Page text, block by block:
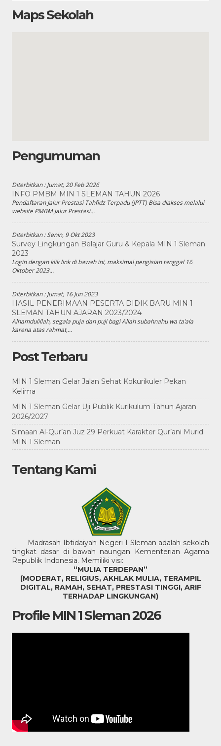
Maps Sekolah
Pengumuman
Diterbitkan :Jumat, 20 Feb 2026
INFO PMBM MIN 1 SLEMAN TAHUN 2026
Pendaftaran Jalur Prestasi Tahfidz Terpadu (JPTT) Bisa diakses melalui
website PMBM Jalur Prestasi...
Diterbitkan :Senin, 9 Okt 2023
Survey Lingkungan Belajar Guru & Kepala MIN 1 Sleman
2023
Login dengan klik link di bawah ini, maksimal pengisian tanggal 16
Oktober 2023...
Diterbitkan :Jumat, 16 Jun 2023
HASIL PENERIMAAN PESERTA DIDIK BARU MIN 1
SLEMAN TAHUN AJARAN 2023/2024
Alhamdulillah, segala puja dan puji bagi Allah subahnahu wa ta’ala
karena atas rahmat,...
Post Terbaru
MIN 1 Sleman Gelar Jalan Sehat Kokurikuler Pekan
Kelima
MIN 1 Sleman Gelar Uji Publik Kurikulum Tahun Ajaran
2026/2027
Simaan Al-Qur’an Juz 29 Perkuat Karakter Qur’ani Murid
MIN 1 Sleman
Tentang Kami
Madrasah Ibtidaiyah Negeri 1 Sleman adalah sekolah
tingkat dasar di bawah naungan Kementerian Agama
Republik Indonesia. Memiliki visi:
“MULIA TERDEPAN”
(MODERAT, RELIGIUS, AKHLAK MULIA, TERAMPIL
DIGITAL, RAMAH, SEHAT, PRESTASI TINGGI, ARIF
TERHADAP LINGKUNGAN)
Profile MIN 1 Sleman 2026